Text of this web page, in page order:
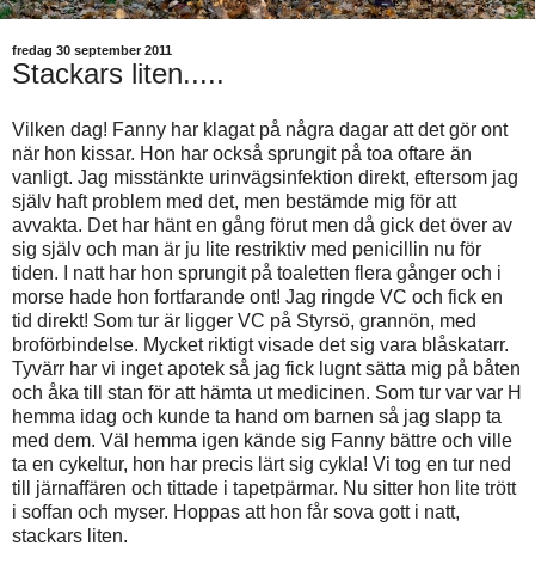
fredag 30 september 2011
Stackars liten.....
Vilken dag! Fanny har klagat på några dagar att det gör ont
när hon kissar. Hon har också sprungit på toa oftare än
vanligt. Jag misstänkte urinvägsinfektion direkt, eftersom jag
själv haft problem med det, men bestämde mig för att
avvakta. Det har hänt en gång förut men då gick det över av
sig själv och man är ju lite restriktiv med penicillin nu för
tiden. I natt har hon sprungit på toaletten flera gånger och i
morse hade hon fortfarande ont! Jag ringde VC och fick en
tid direkt! Som tur är ligger VC på Styrsö, grannön, med
broförbindelse. Mycket riktigt visade det sig vara blåskatarr.
Tyvärr har vi inget apotek så jag fick lugnt sätta mig på båten
och åka till stan för att hämta ut medicinen. Som tur var var H
hemma idag och kunde ta hand om barnen så jag slapp ta
med dem. Väl hemma igen kände sig Fanny bättre och ville
ta en cykeltur, hon har precis lärt sig cykla! Vi tog en tur ned
till järnaffären och tittade i tapetpärmar. Nu sitter hon lite trött
i soffan och myser. Hoppas att hon får sova gott i natt,
stackars liten.